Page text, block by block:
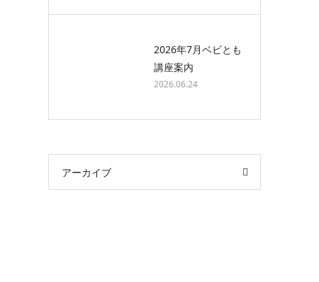
2026年7月ベビとも
講座案内
2026.06.24
アーカイブ